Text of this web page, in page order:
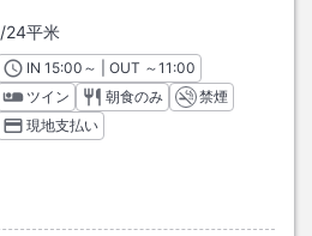
/24平米
INチェックイン
15:00 ～ | OUT チェックアウト
～11:00
ツイン
朝食のみ
禁煙
現地支払い